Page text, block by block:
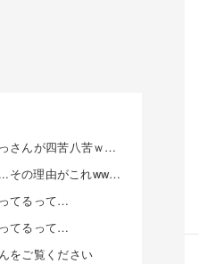
【思考力】小学生でも解ける問題に俺らおっさんが四苦八苦ｗｗｗｗその答えは？ｗ 他
【悲報】女芸人の漫才、レベルが低すぎる...その理由がこれwww 他
てるって…
てるって…
をご覧ください